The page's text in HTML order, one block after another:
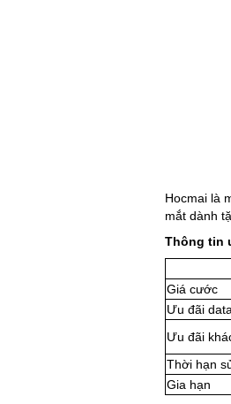
Hocmai là
mắt dành
Thông tin
Giá cước
Ưu đãi data
Ưu đãi
Thời hạn
Gia hạn